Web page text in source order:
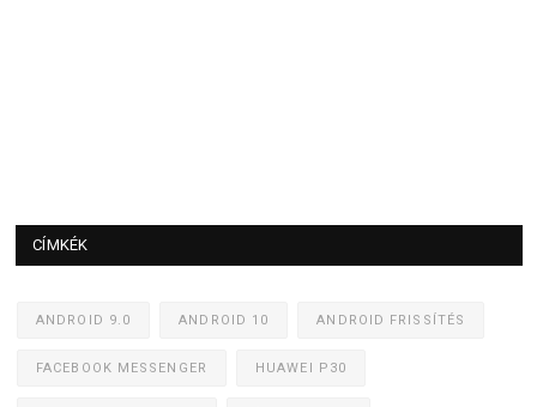
CÍMKÉK
ANDROID 9.0 ANDROID 10 ANDROID FRISSÍTÉS
FACEBOOK MESSENGER HUAWEI P30